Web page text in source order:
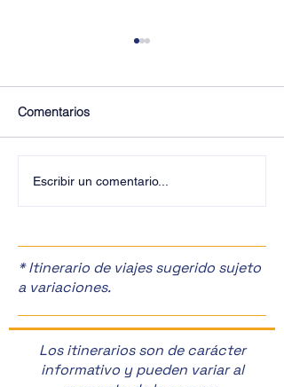
Comentarios
Escribir un comentario...
* Itinerario de viajes sugerido sujeto
a variaciones.
Los itinerarios son de carácter
informativo y pueden variar al